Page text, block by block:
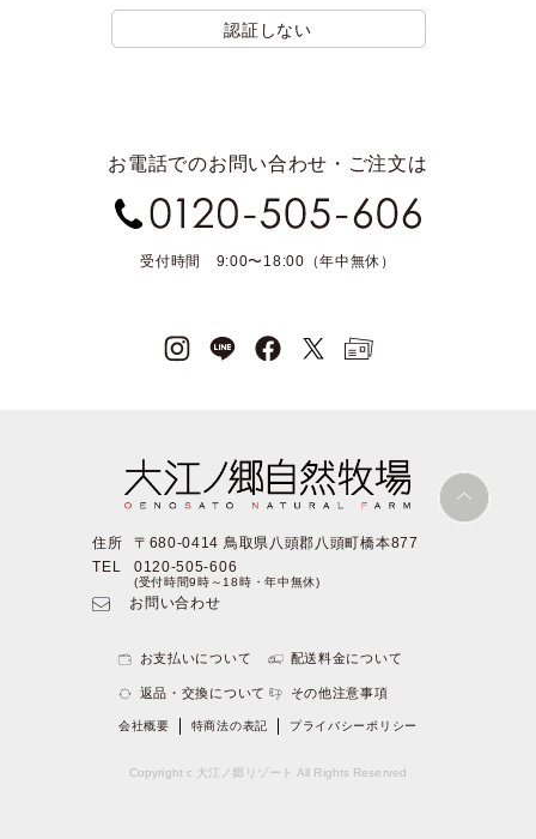
認証しない
お電話でのお問い合わせ・ご注文は
受付時間 9:00〜18:00（年中無休）
住所
〒680-0414 鳥取県八頭郡八頭町橋本877
TEL
0120-505-606
(受付時間9時～18時・年中無休)
お問い合わせ
お支払いについて 配送料金について
返品・交換について その他注意事項
会社概要 特商法の表記 プライバシーポリシー
Copyright c 大江ノ郷リゾート All Rights Reserved